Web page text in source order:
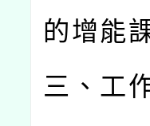
的增能
三、工